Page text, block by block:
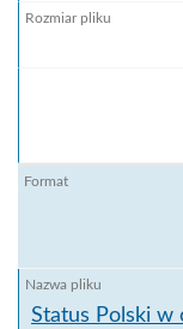
Rejestr
Status Polski w